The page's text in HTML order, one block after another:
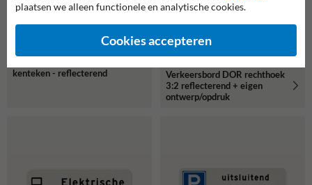
✔ aanbieding
kenteken - reflecterend
al vanaf 68,-
Verkeersbord DOR rechthoek
3:2 reflecterend + eigen
ontwerp/opdruk
plaatsen we alleen functionele en analytische cookies.
Cookies accepteren